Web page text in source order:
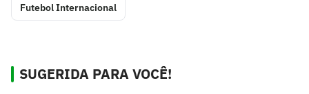
Futebol Internacional
SUGERIDA PARA VOCÊ!